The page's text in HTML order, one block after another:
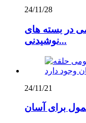
24/11/28
در بسته های
نوشیدنی...
24/11/21